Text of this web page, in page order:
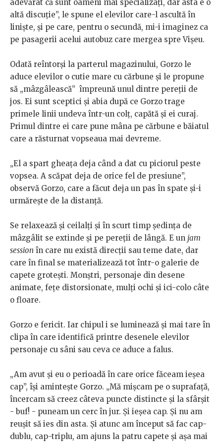
adevărat că sunt oameni mai specializați, dar asta e o
altă discuție”, le spune el elevilor care-l ascultă în
liniște, și pe care, pentru o secundă, mi-i imaginez ca
pe pasagerii acelui autobuz care mergea spre Vișeu.
Odată reîntorși la parterul magazinului, Gorzo le
aduce elevilor o cutie mare cu cărbune și le propune
să „mâzgâlească” împreună unul dintre pereții de
jos. Ei sunt sceptici și abia după ce Gorzo trage
primele linii undeva într-un colț, capătă și ei curaj.
Primul dintre ei care pune mâna pe cărbune e băiatul
care a răsturnat vopseaua mai devreme.
„El a spart gheața deja când a dat cu piciorul peste
vopsea. A scăpat deja de orice fel de presiune”,
observă Gorzo, care a făcut deja un pas în spate și-i
urmărește de la distanță.
Se relaxează și ceilalți și în scurt timp ședința de
mâzgâlit se extinde și pe pereții de lângă. E un jam
session în care nu există direcții sau teme date, dar
care în final se materializează tot într-o galerie de
capete grotești. Monștri, personaje din desene
animate, fețe distorsionate, mulți ochi și ici-colo câte
o floare.
Gorzo e fericit. Iar chipul i se luminează și mai tare în
clipa în care identifică printre desenele elevilor
personaje cu sâni sau ceva ce aduce a falus.
„Am avut și eu o perioadă în care orice făceam ieșea
cap”, își amintește Gorzo. „Mă mișcam pe o suprafață,
încercam să creez câteva puncte distincte și la sfârșit
- buf! - puneam un cerc în jur. Și ieșea cap. Și nu am
reușit să ies din asta. Și atunc am început să fac cap-
dublu, cap-triplu, am ajuns la patru capete și așa mai